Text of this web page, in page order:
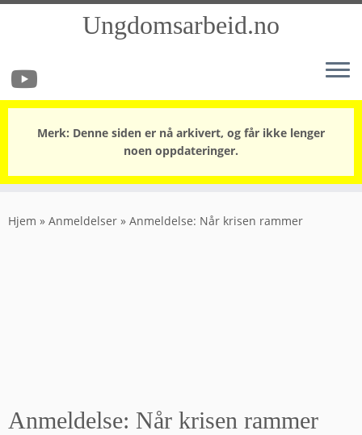
to
Ungdomsarbeid.no
Merk: Denne siden er nå arkivert, og får ikke lenger
noen oppdateringer.
Hjem » Anmeldelser » Anmeldelse: Når krisen rammer
Anmeldelse: Når krisen rammer